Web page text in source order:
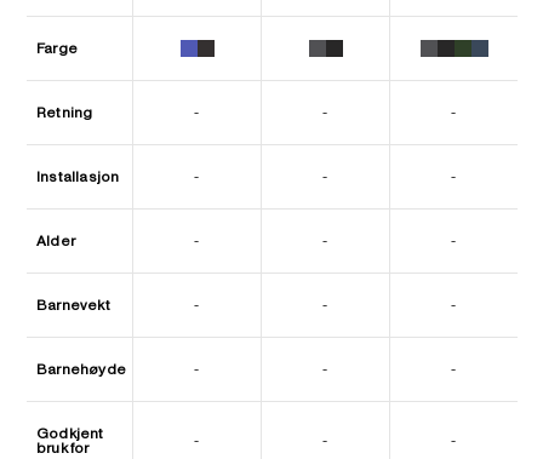
Farge
Retning - - -
Installasjon - - -
Alder - - -
Barnevekt - - -
Barnehøyde - - -
Godkjent
bruk for
- - -